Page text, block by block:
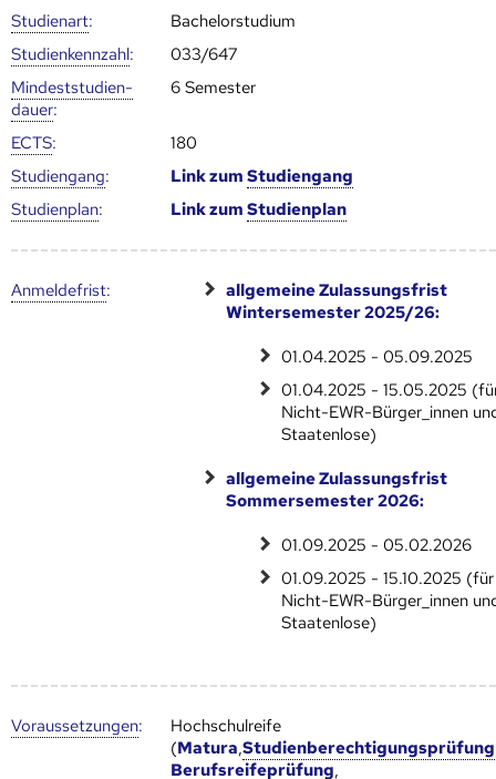
Studienart:
Bachelorstudium
Studien­kenn­zahl:
033/647
Mindest­studien­
dauer:
6 Semester
ECTS:
180
Studien­gang: Link zumStudien­gang
Studien­plan: Link zumStudien­plan
Anmelde­frist:
allgemeine Zulassungsfrist
Wintersemester 2025/26:
01.04.2025 - 05.09.2025
01.04.2025 - 15.05.2025
Nicht-EWR-Bürger_innen
Staatenlose)
allgemeine Zulassungsfrist
Sommersemester 2026:
01.09.2025 - 05.02.2026
01.09.2025 - 15.10.2025 (für
Nicht-EWR-Bürger_innen
Staatenlose)
Voraus­setzungen:
Hochschulreife
(Matura,Studienberechtigungsprüfung
Berufsreifeprüfung,